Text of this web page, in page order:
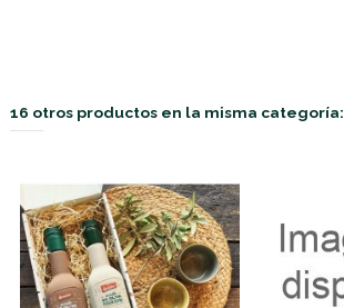
16 otros productos en la misma categoría: